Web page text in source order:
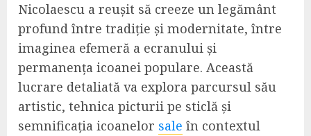
Nicolaescu a reușit să creeze un legământ
profund între tradiție și modernitate, între
imaginea efemeră a ecranului și
permanența icoanei populare. Această
lucrare detaliată va explora parcursul său
artistic, tehnica picturii pe sticlă și
semnificația icoanelor sale în contextul